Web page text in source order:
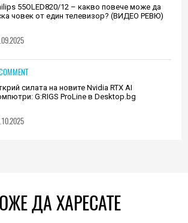
55OLED820/12 – какво повече може да
човек от един телевизор? (ВИДЕО РЕВЮ)
силата на новите Nvidia RTX AI
G:RIGS ProLine в Desktop.bg
ДА ХАРЕСАТЕ